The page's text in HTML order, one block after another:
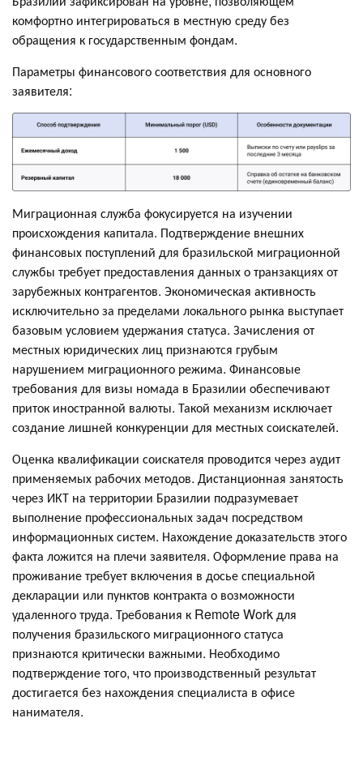
комфортно интегрироваться в местную среду без
обращения к государственным фондам.
Параметры финансового соответствия для основного
заявителя:
Миграционная служба фокусируется на изучении
происхождения капитала. Подтверждение внешних
финансовых поступлений для бразильской миграционной
службы требует предоставления данных о транзакциях от
зарубежных контрагентов. Экономическая активность
исключительно за пределами локального рынка выступает
базовым условием удержания статуса. Зачисления от
местных юридических лиц признаются грубым
нарушением миграционного режима. Финансовые
требования для визы номада в Бразилии обеспечивают
приток иностранной валюты. Такой механизм исключает
создание лишней конкуренции для местных соискателей.
Оценка квалификации соискателя проводится через аудит
применяемых рабочих методов. Дистанционная занятость
через ИКТ на территории Бразилии подразумевает
выполнение профессиональных задач посредством
информационных систем. Нахождение доказательств этого
факта ложится на плечи заявителя. Оформление права на
проживание требует включения в досье специальной
декларации или пунктов контракта о возможности
удаленного труда. Требования к Remote Work для
получения бразильского миграционного статуса
признаются критически важными. Необходимо
подтверждение того, что производственный результат
достигается без нахождения специалиста в офисе
нанимателя.